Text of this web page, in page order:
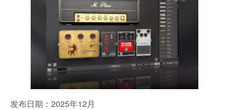
发布日期：2025年12月